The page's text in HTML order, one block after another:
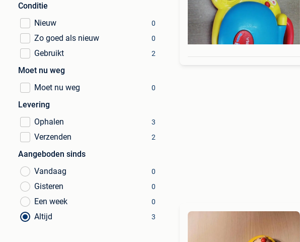
Conditie
Nieuw
0
Zo goed als nieuw 0
Gebruikt 2
Moet nu weg
Moet nu weg
0
Levering
Ophalen
3
Verzenden 2
Aangeboden sinds
Vandaag
0
Gisteren 0
Een week 0
Altijd 3